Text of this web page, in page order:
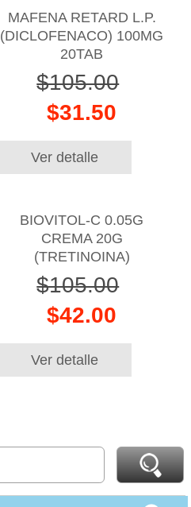
MAFENA RETARD L.P.
(DICLOFENACO) 100MG
20TAB
$105.00
$31.50
Ver detalle
BIOVITOL-C 0.05G
CREMA 20G
(TRETINOINA)
$105.00
$42.00
Ver detalle